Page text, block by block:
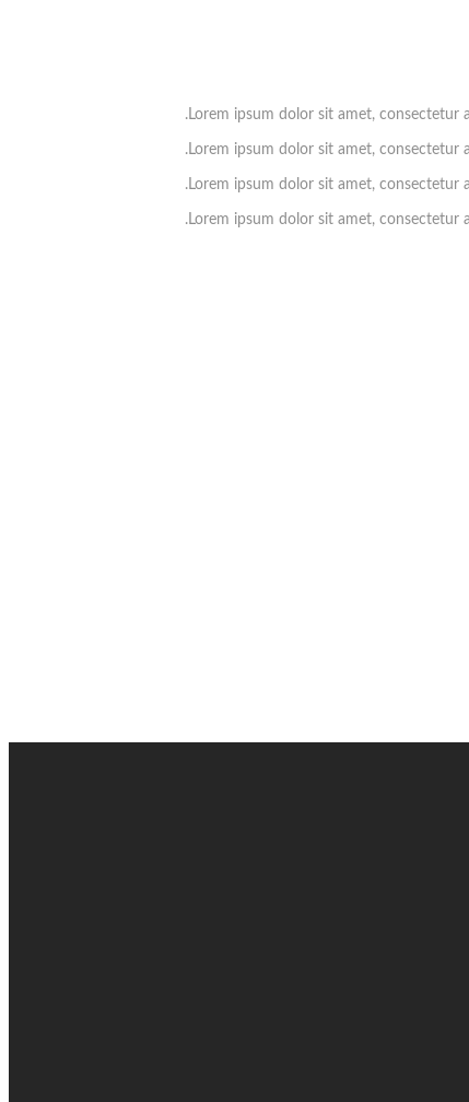
Lorem ipsum dolor sit amet, consectetur
Lorem ipsum dolor sit amet, consectetur
Lorem ipsum dolor sit amet, consectetur
Lorem ipsum dolor sit amet, consectetur